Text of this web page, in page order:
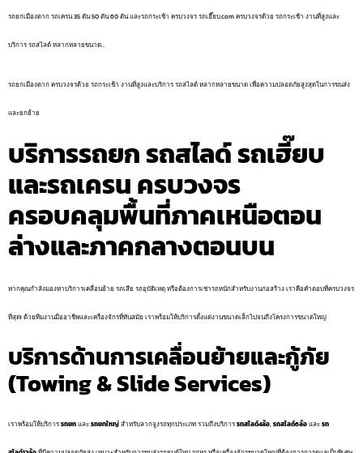
รถยกเมืองตาก รถเครน 35 ตัน 50 ตัน 60 ตัน และรถกระเช้า ครบวงจร รถเฮี๊ยบ.com ครบวงจรด้วย รถกระเช้า งานที่สูงและ
บริการ รถสไลด์ หลากหลายขนาด…
รถยกเมืองตาก ครบวงจรด้วย รถกระเช้า งานที่สูงและบริการ รถสไลด์ หลากหลายขนาด เพื่อความปลอดภัยสูงสุดในการขนส่ง
และยกย้าย
บริการรถยก รถสไลด์ รถเฮี๊ยบ
และรถเครน ครบวงจร
ครอบคลุมพื้นที่ภาคเหนือตอน
ล่างและภาคกลางตอนบน
หากคุณกำลังมองหาบริการเคลื่อนย้าย รถเสีย รถอุบัติเหตุ หรือต้องการเช่ารถหนักสำหรับงานก่อสร้าง เราคือคำตอบที่ครบวงจร
ที่สุด! ด้วยทีมงานมืออาชีพและเครื่องจักรที่ทันสมัย เราพร้อมให้บริการตั้งแต่งานขนาดเล็กไปจนถึงโครงการขนาดใหญ่
บริการด้านการเคลื่อนย้ายและกู้ภัย
(Towing & Slide Services)
เราพร้อมให้บริการรถยกและรถยกใหญ่สำหรับลากจูงรถทุกประเภท รวมถึงบริการรถสไลด์4ล้อ,รถสไลด์6ล้อและรถ